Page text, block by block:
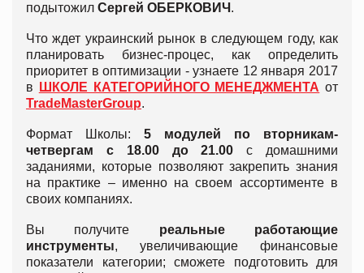
подытожил Сергей ОБЕРКОВИЧ .
Что ждет украинский рынок в следующем году, как
планировать бизнес-процес, как определить
приоритет в оптимизации - узнаете 12 января 2017
в
ШКОЛЕ КАТЕГОРИЙНОГО МЕНЕДЖМЕНТА от
TradeMasterGroup.
Формат Школы: 5 модулей по вторникам-
четвергам с 18.00 до 21.00 с домашними
заданиями, которые позволяют закрепить знания
на практике – именно на своем ассортименте в
своих компаниях.
Вы получите реальные работающие
инструменты, увеличивающие финансовые
показатели категории; сможете подготовить для